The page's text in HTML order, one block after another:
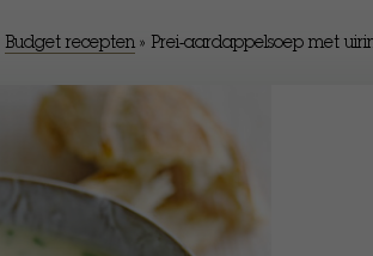
Budget recepten » Prei-aardappelsoep met